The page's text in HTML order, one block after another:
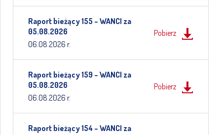
Raport bieżący 155 – WANCI za
05.08.2026
06.08.2026 r.
Pobierz
Raport bieżący 159 – WANCI za
05.08.2026
06.08.2026 r.
Pobierz
Raport bieżący 154 – WANCI za